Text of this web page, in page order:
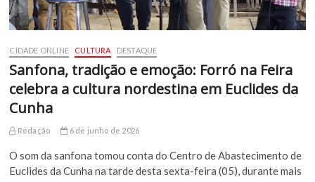
CIDADE ONLINE CULTURA DESTAQUE
Sanfona, tradição e emoção: Forró na Feira
celebra a cultura nordestina em Euclides da
Cunha
Redação 6 de junho de 2026
O som da sanfona tomou conta do Centro de Abastecimento de
Euclides da Cunha na tarde desta sexta-feira (05), durante mais